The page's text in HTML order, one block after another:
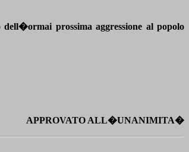
prossima aggressione al popolo
APPROVATO ALL�UNANIMITA�